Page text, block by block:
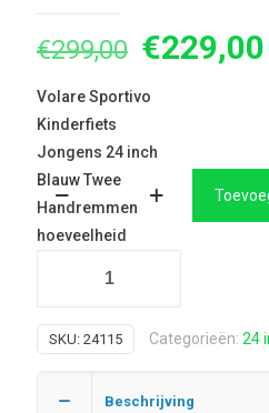
€299,00
was:
€299,00.
€229,00
Volare Sportivo
Kinderfiets
Jongens 24 inch
Blauw Twee
Handremmen
hoeveelheid
SKU: 24115 Categorieën: 24
Beschrijving